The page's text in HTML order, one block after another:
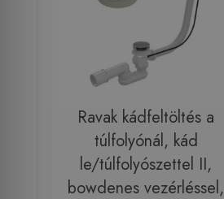
Ravak kádfeltöltés a
túlfolyónál, kád
le/túlfolyószettel II,
bowdenes vezérléssel,